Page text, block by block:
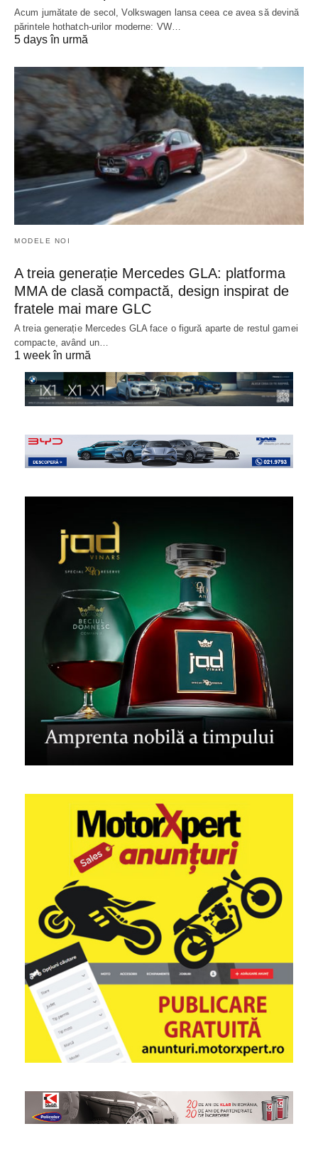
Acum jumătate de secol, Volkswagen lansa ceea ce avea să devină
părintele hothatch-urilor moderne: VW…
5 days în urmă
MODELE NOI
A treia generație Mercedes GLA: platforma
MMA de clasă compactă, design inspirat de
fratele mai mare GLC
A treia generație Mercedes GLA face o figură aparte de restul gamei
compacte, având un…
1 week în urmă